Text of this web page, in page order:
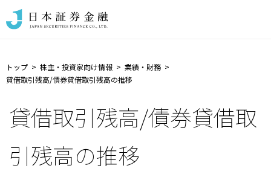
トップ 株主・投資家向け情報
業績・財務
貸借取引残高/債券貸借取引残高の推移
貸借取引残高/債券貸借取
引残高の推移